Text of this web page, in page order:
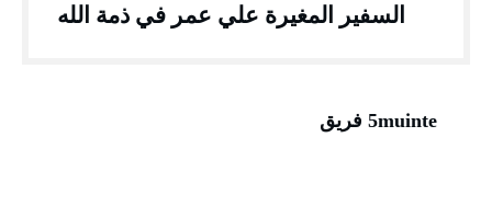
السفير المغيرة علي عمر في ذمة الله
5muinte فريق